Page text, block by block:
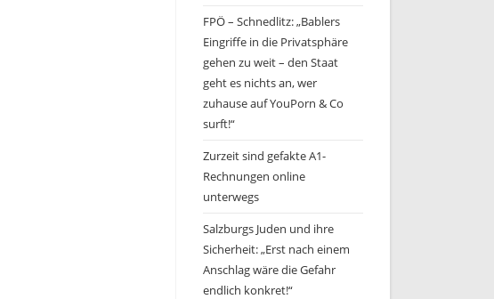
FPÖ – Schnedlitz: „Bablers
Eingriffe in die Privatsphäre
gehen zu weit – den Staat
geht es nichts an, wer
zuhause auf YouPorn & Co
surft!“
Zurzeit sind gefakte A1-
Rechnungen online
unterwegs
Salzburgs Juden und ihre
Sicherheit: „Erst nach einem
Anschlag wäre die Gefahr
endlich konkret!“